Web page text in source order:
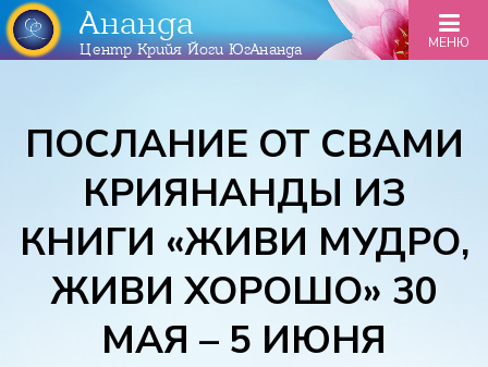
Ананда
Центр Крийя Йоги ЮгАнанда МЕНЮ
ПОСЛАНИЕ ОТ СВАМИ
КРИЯНАНДЫ ИЗ
КНИГИ «ЖИВИ МУДРО,
ЖИВИ ХОРОШО» 30
МАЯ – 5 ИЮНЯ